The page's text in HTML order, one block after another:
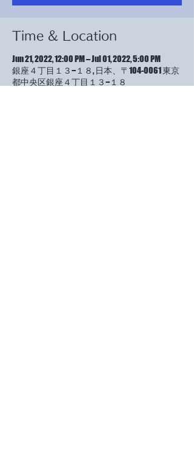
Time & Location
Jun 21, 2022, 12:00 PM – Jul 01, 2022, 5:00 PM
銀座４丁目１３−１８, 日本、〒104-0061 東京
都中央区銀座４丁目１３−１８